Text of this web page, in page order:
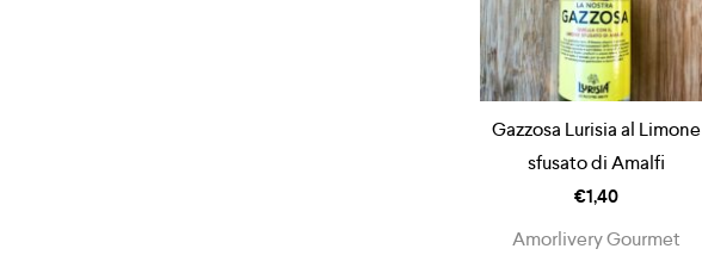
Gazzosa Lurisia al Limone
sfusato di Amalfi
€1,40
Amorlivery Gourmet